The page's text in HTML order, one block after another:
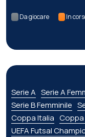
Da giocare In
Serie A Serie A
Serie B Femminile
Coppa Italia Coppa
UEFA Futsal